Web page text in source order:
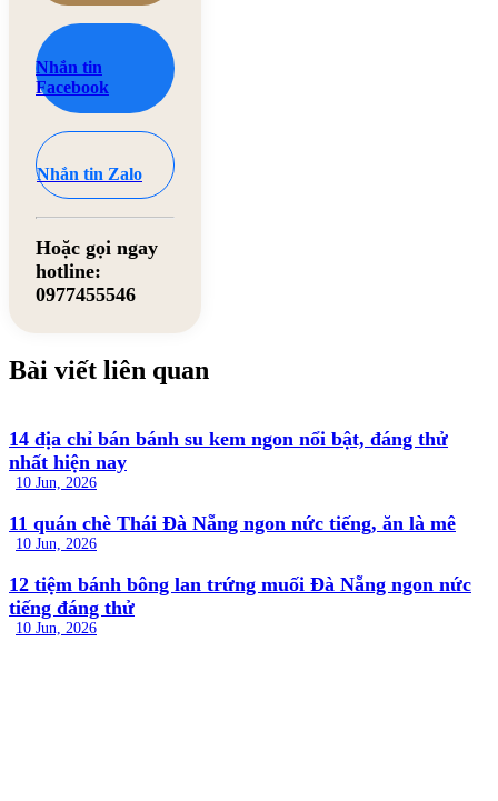
Nhắn tin
Facebook
Nhắn tin Zalo
Hoặc gọi ngay
hotline:
0977455546
Bài viết liên quan
14 địa chỉ bán bánh su kem ngon nổi bật, đáng thử
nhất hiện nay
10 Jun, 2026
11 quán chè Thái Đà Nẵng ngon nức tiếng, ăn là mê
10 Jun, 2026
12 tiệm bánh bông lan trứng muối Đà Nẵng ngon nức
tiếng đáng thử
10 Jun, 2026